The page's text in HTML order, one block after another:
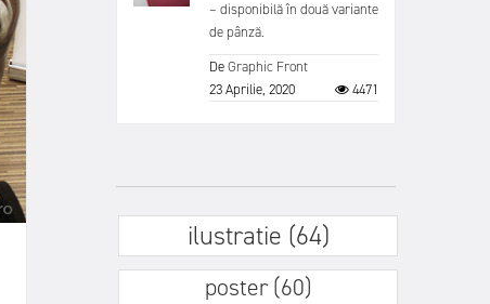
– disponibilă în două variante
de pânză.
DeGraphic Front
23 Aprilie, 2020
4471
ilustratie (64)
poster (60)